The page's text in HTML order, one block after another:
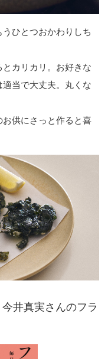
ひとつおかわりしち
カリカリ。お好きな
当で大丈夫。丸くな
供にさっと作ると喜
井真実さんのフラ